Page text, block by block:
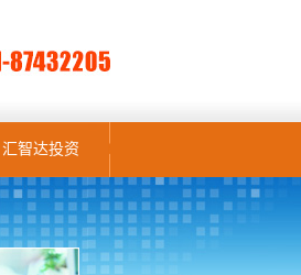
汇智达投资